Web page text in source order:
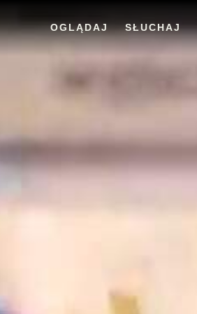
OGLĄDAJ SŁUCHAJ